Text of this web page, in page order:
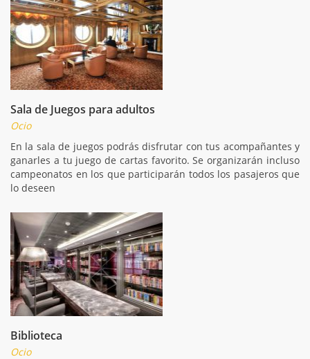
Sala de Juegos para adultos
Ocio
En la sala de juegos podrás disfrutar con tus acompañantes y
ganarles a tu juego de cartas favorito. Se organizarán incluso
campeonatos en los que participarán todos los pasajeros que
lo deseen
Biblioteca
Ocio